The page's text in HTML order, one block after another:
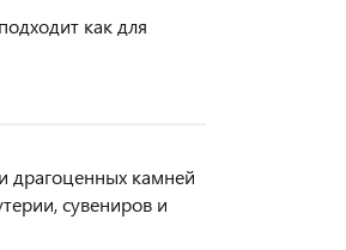
как для
драгоценных камней
сувениров и